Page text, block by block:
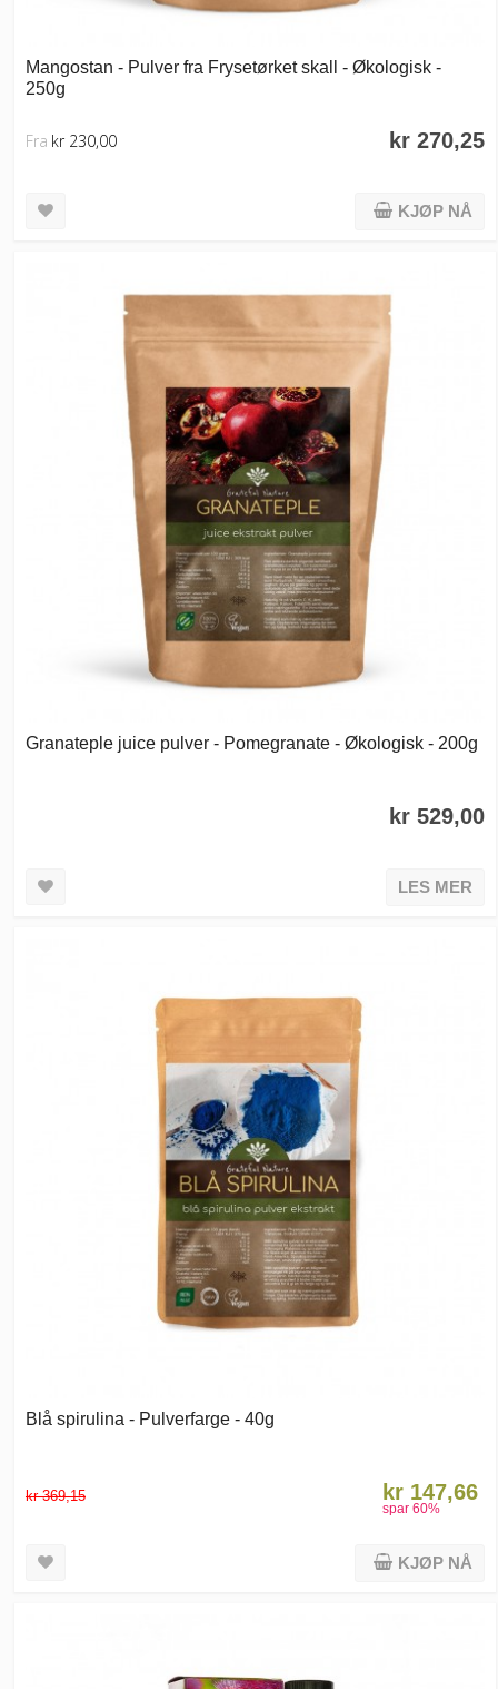
Mangostan - Pulver fra Frysetørket skall - Økologisk -
250g
kr 270,25
Fra kr 230,00
KJØP NÅ
Granateple juice pulver - Pomegranate - Økologisk - 200g
kr 529,00
LES MER
Blå spirulina - Pulverfarge - 40g
kr 369,15 kr 147,66
spar 60%
KJØP NÅ